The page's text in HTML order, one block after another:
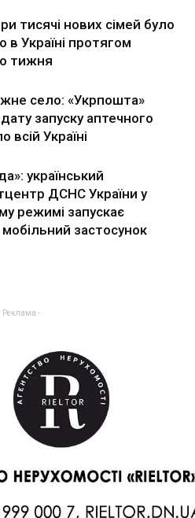
тисячі нових сімей було
в Україні протягом
тижня
село: «Укрпошта»
запуску аптечного
всій Україні
український
ДСНС України у
режимі запускає
застосунок
Реклама -